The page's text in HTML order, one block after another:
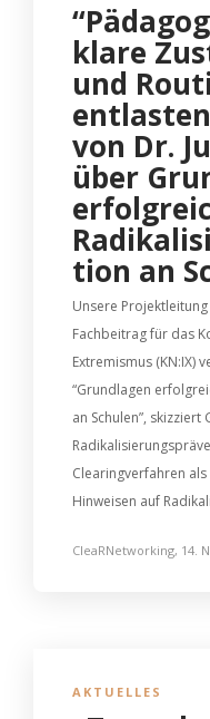
klare
und
von Dr.
über
tion an
Unsere
Fachbeitrag für das
Extremismus (KN:IX)
“Grundlagen
an Schulen”,
Clearingverfahren
Hinweisen auf
CleaRNetworking, 14.
AKTUELLES